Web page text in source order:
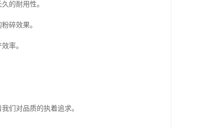
的耐用性。
碎效果。
率。
们对品质的执着追求。